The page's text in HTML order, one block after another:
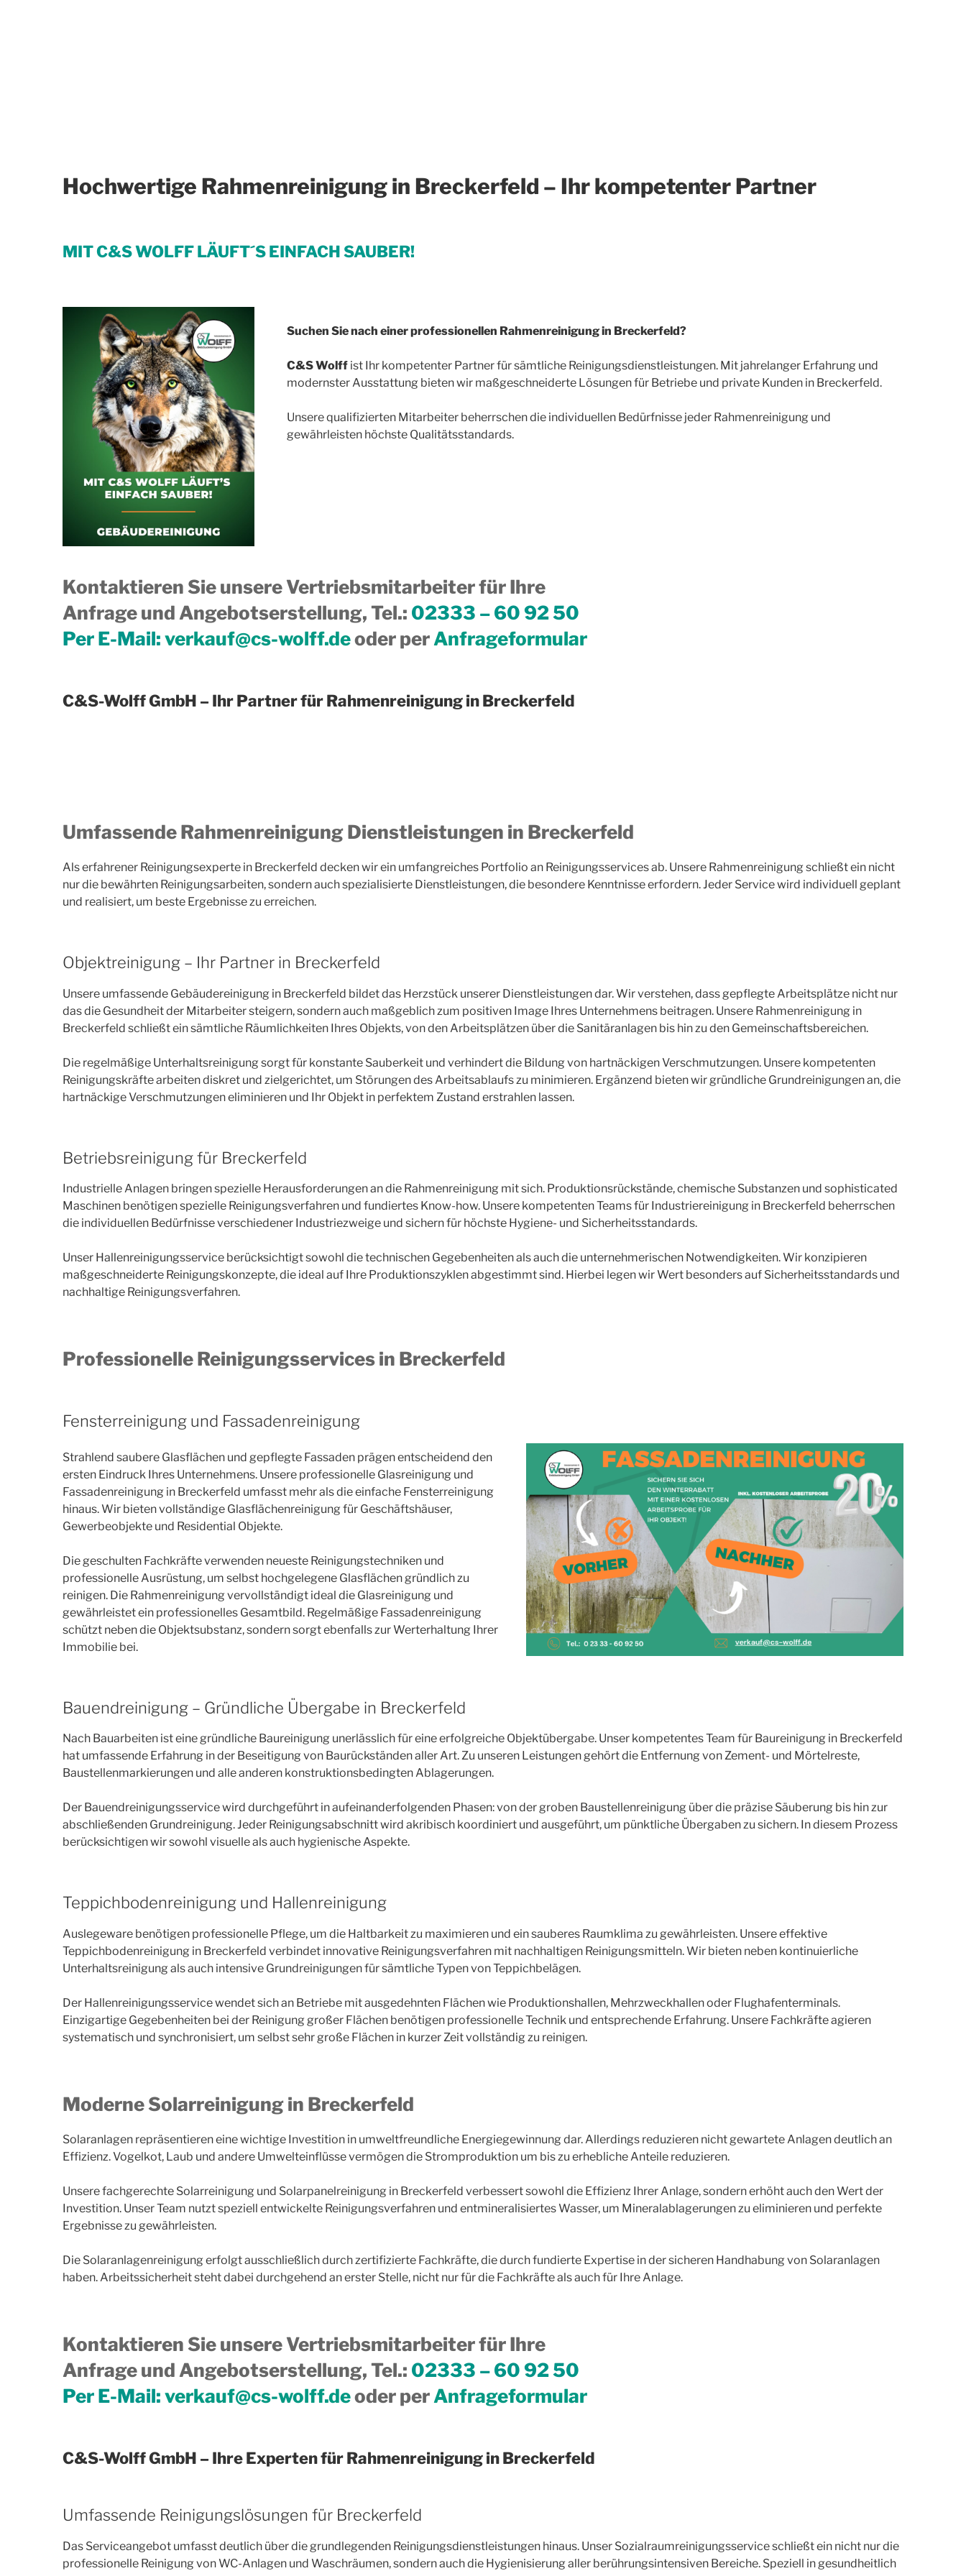
Hochwertige Rahmenreinigung in Breckerfeld – Ihr kompetenter Partner
MIT C&S WOLFF LÄUFT´S EINFACH SAUBER!
Suchen Sie nach einer professionellen Rahmenreinigung in Breckerfeld?
C&S Wolff ist Ihr kompetenter Partner für sämtliche Reinigungsdienstleistungen. Mit jahrelanger Erfahrung und
modernster Ausstattung bieten wir maßgeschneiderte Lösungen für Betriebe und private Kunden in Breckerfeld.
Unsere qualifizierten Mitarbeiter beherrschen die individuellen Bedürfnisse jeder Rahmenreinigung und
gewährleisten höchste Qualitätsstandards.
Kontaktieren Sie unsere Vertriebsmitarbeiter für Ihre
Anfrage und Angebotserstellung, Tel.: 02333 – 60 92 50
Per E-Mail:verkauf@cs-wolff.deoder perAnfrageformular
C&S-Wolff GmbH – Ihr Partner für Rahmenreinigung in Breckerfeld
Umfassende Rahmenreinigung Dienstleistungen in Breckerfeld
Als erfahrener Reinigungsexperte in Breckerfeld decken wir ein umfangreiches Portfolio an Reinigungsservices ab. Unsere Rahmenreinigung schließt ein nicht
nur die bewährten Reinigungsarbeiten, sondern auch spezialisierte Dienstleistungen, die besondere Kenntnisse erfordern. Jeder Service wird individuell geplant
und realisiert, um beste Ergebnisse zu erreichen.
Objektreinigung – Ihr Partner in Breckerfeld
Unsere umfassende Gebäudereinigung in Breckerfeld bildet das Herzstück unserer Dienstleistungen dar. Wir verstehen, dass gepflegte Arbeitsplätze nicht nur
das die Gesundheit der Mitarbeiter steigern, sondern auch maßgeblich zum positiven Image Ihres Unternehmens beitragen. Unsere Rahmenreinigung in
Breckerfeld schließt ein sämtliche Räumlichkeiten Ihres Objekts, von den Arbeitsplätzen über die Sanitäranlagen bis hin zu den Gemeinschaftsbereichen.
Die regelmäßige Unterhaltsreinigung sorgt für konstante Sauberkeit und verhindert die Bildung von hartnäckigen Verschmutzungen. Unsere kompetenten
Reinigungskräfte arbeiten diskret und zielgerichtet, um Störungen des Arbeitsablaufs zu minimieren. Ergänzend bieten wir gründliche Grundreinigungen an, die
hartnäckige Verschmutzungen eliminieren und Ihr Objekt in perfektem Zustand erstrahlen lassen.
Betriebsreinigung für Breckerfeld
Industrielle Anlagen bringen spezielle Herausforderungen an die Rahmenreinigung mit sich. Produktionsrückstände, chemische Substanzen und sophisticated
Maschinen benötigen spezielle Reinigungsverfahren und fundiertes Know-how. Unsere kompetenten Teams für Industriereinigung in Breckerfeld beherrschen
die individuellen Bedürfnisse verschiedener Industriezweige und sichern für höchste Hygiene- und Sicherheitsstandards.
Unser Hallenreinigungsservice berücksichtigt sowohl die technischen Gegebenheiten als auch die unternehmerischen Notwendigkeiten. Wir konzipieren
maßgeschneiderte Reinigungskonzepte, die ideal auf Ihre Produktionszyklen abgestimmt sind. Hierbei legen wir Wert besonders auf Sicherheitsstandards und
nachhaltige Reinigungsverfahren.
Professionelle Reinigungsservices in Breckerfeld
Fensterreinigung und Fassadenreinigung
Strahlend saubere Glasflächen und gepflegte Fassaden prägen entscheidend den
ersten Eindruck Ihres Unternehmens. Unsere professionelle Glasreinigung und
Fassadenreinigung in Breckerfeld umfasst mehr als die einfache Fensterreinigung
hinaus. Wir bieten vollständige Glasflächenreinigung für Geschäftshäuser,
Gewerbeobjekte und Residential Objekte.
Die geschulten Fachkräfte verwenden neueste Reinigungstechniken und
professionelle Ausrüstung, um selbst hochgelegene Glasflächen gründlich zu
reinigen. Die Rahmenreinigung vervollständigt ideal die Glasreinigung und
gewährleistet ein professionelles Gesamtbild. Regelmäßige Fassadenreinigung
schützt neben die Objektsubstanz, sondern sorgt ebenfalls zur Werterhaltung Ihrer
Immobilie bei.
Bauendreinigung – Gründliche Übergabe in Breckerfeld
Nach Bauarbeiten ist eine gründliche Baureinigung unerlässlich für eine erfolgreiche Objektübergabe. Unser kompetentes Team für Baureinigung in Breckerfeld
hat umfassende Erfahrung in der Beseitigung von Baurückständen aller Art. Zu unseren Leistungen gehört die Entfernung von Zement- und Mörtelreste,
Baustellenmarkierungen und alle anderen konstruktionsbedingten Ablagerungen.
Der Bauendreinigungsservice wird durchgeführt in aufeinanderfolgenden Phasen: von der groben Baustellenreinigung über die präzise Säuberung bis hin zur
abschließenden Grundreinigung. Jeder Reinigungsabschnitt wird akribisch koordiniert und ausgeführt, um pünktliche Übergaben zu sichern. In diesem Prozess
berücksichtigen wir sowohl visuelle als auch hygienische Aspekte.
Teppichbodenreinigung und Hallenreinigung
Auslegeware benötigen professionelle Pflege, um die Haltbarkeit zu maximieren und ein sauberes Raumklima zu gewährleisten. Unsere effektive
Teppichbodenreinigung in Breckerfeld verbindet innovative Reinigungsverfahren mit nachhaltigen Reinigungsmitteln. Wir bieten neben kontinuierliche
Unterhaltsreinigung als auch intensive Grundreinigungen für sämtliche Typen von Teppichbelägen.
Der Hallenreinigungsservice wendet sich an Betriebe mit ausgedehnten Flächen wie Produktionshallen, Mehrzweckhallen oder Flughafenterminals.
Einzigartige Gegebenheiten bei der Reinigung großer Flächen benötigen professionelle Technik und entsprechende Erfahrung. Unsere Fachkräfte agieren
systematisch und synchronisiert, um selbst sehr große Flächen in kurzer Zeit vollständig zu reinigen.
Moderne Solarreinigung in Breckerfeld
Solaranlagen repräsentieren eine wichtige Investition in umweltfreundliche Energiegewinnung dar. Allerdings reduzieren nicht gewartete Anlagen deutlich an
Effizienz. Vogelkot, Laub und andere Umwelteinflüsse vermögen die Stromproduktion um bis zu erhebliche Anteile reduzieren.
Unsere fachgerechte Solarreinigung und Solarpanelreinigung in Breckerfeld verbessert sowohl die Effizienz Ihrer Anlage, sondern erhöht auch den Wert der
Investition. Unser Team nutzt speziell entwickelte Reinigungsverfahren und entmineralisiertes Wasser, um Mineralablagerungen zu eliminieren und perfekte
Ergebnisse zu gewährleisten.
Die Solaranlagenreinigung erfolgt ausschließlich durch zertifizierte Fachkräfte, die durch fundierte Expertise in der sicheren Handhabung von Solaranlagen
haben. Arbeitssicherheit steht dabei durchgehend an erster Stelle, nicht nur für die Fachkräfte als auch für Ihre Anlage.
Kontaktieren Sie unsere Vertriebsmitarbeiter für Ihre
Anfrage und Angebotserstellung, Tel.: 02333 – 60 92 50
Per E-Mail:verkauf@cs-wolff.deoder perAnfrageformular
C&S-Wolff GmbH – Ihre Experten für Rahmenreinigung in Breckerfeld
Umfassende Reinigungslösungen für Breckerfeld
Das Serviceangebot umfasst deutlich über die grundlegenden Reinigungsdienstleistungen hinaus. Unser Sozialraumreinigungsservice schließt ein nicht nur die
professionelle Reinigung von WC-Anlagen und Waschräumen, sondern auch die Hygienisierung aller berührungsintensiven Bereiche. Speziell in gesundheitlich